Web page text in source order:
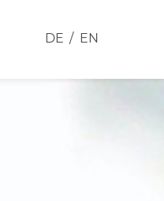
DE EN